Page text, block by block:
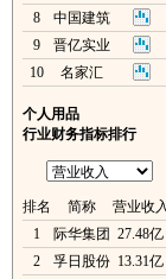
8
中国建筑
9
晋亿实业
10
名家汇
个人用品
行业财务指标排行
排名 简称
营业收入
1
际华集团
27.48亿
2
孚日股份 13.31亿